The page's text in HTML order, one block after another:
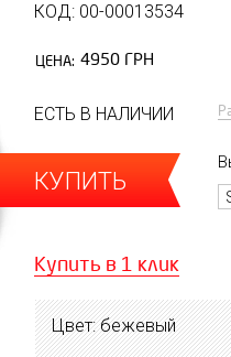
КОД: 00-00013534
ЦЕНА: 4950 ГРН
ЕСТЬ В НАЛИЧИИ
КУПИТЬ
Купить в 1 клик
Цвет: бежевый